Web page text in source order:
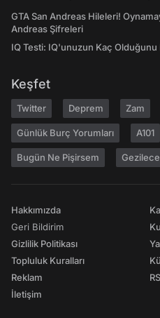
GTA San Andreas Hileleri!
Andreas Şifreleri
IQ Testi: IQ'unuzun Kaç Olduğunu
Keşfet
Twitter Deprem Zam
Günlük Burç Yorumları A101
Bugün Ne Pişirsem
Hakkımızda
Geri Bildirim
Gizlilik Politikası
Topluluk Kuralları
Reklam
İletişim